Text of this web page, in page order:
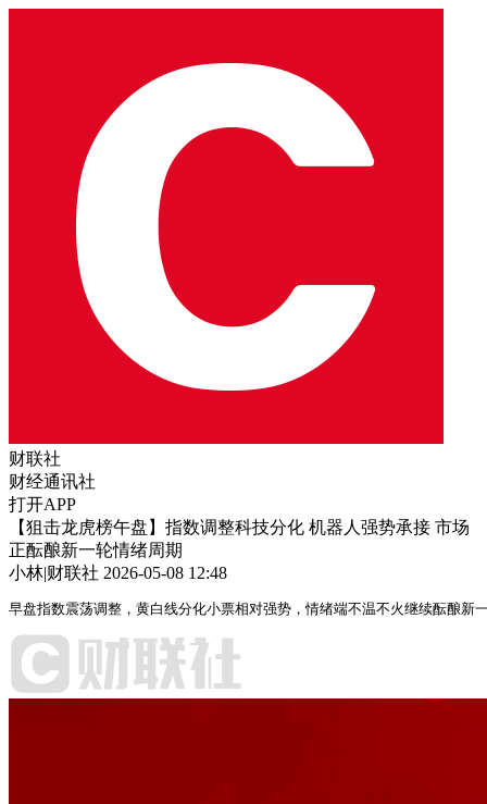
财联社
财经通讯社
打开APP
【狙击龙虎榜午盘】指数调整科技分化 机器人强势承接 市场
正酝酿新一轮情绪周期
小林|财联社 2026-05-08 12:48
早盘指数震荡调整，黄白线分化小票相对强势，情绪端不温不火继续酝酿